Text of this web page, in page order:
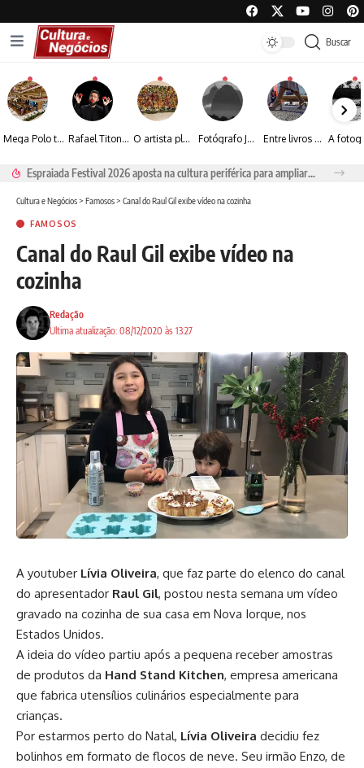
Buscar
Mega Polo transforma lançamento de coleção em plataforma nacional de negócios e projeta crescimento de mais de 15% Rafael Titonelly leva magia e acolhimento a crianças em tratamento oncológico em Juiz de Fora O artista plástico Jorge Luiz transforma sustentabilidade e criatividade em arte contemporânea Fotógrafo José Roberto apresenta um olhar sensível sobre arquitetura, formas e luz na fotografia Entre livros e fotografia autoral, Sebastião Reis consolida uma trajetória marcada pelo olhar artístico
Espraiada Festival 2026 aposta na cultura periférica para ampliar oportunidades na zona sul
Cultura e Negócios> Famosos> Canal do Raul Gil exibe vídeo na cozinha
FAMOSOS
Canal do Raul Gil exibe vídeo na
cozinha
Ultima atualização: 08/12/2020 às 13:27
Redação
A youtuber Lívia Oliveira, que faz parte do elenco do canal
do apresentador Raul Gil, postou nesta semana um vídeo
gravado na cozinha de sua casa em Nova Iorque, nos
Estados Unidos.
A ideia do vídeo partiu após a pequena receber amostras
de produtos da Hand Stand Kitchen, empresa americana
que fabrica utensílios culinários especialmente para
crianças.
Por estarmos perto do Natal, Lívia Oliveira decidiu fez
bolinhos em formato de flocos de neve. Seu irmão Enzo, de